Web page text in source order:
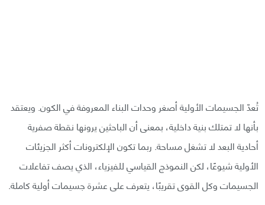
تُعدّ الجسيمات الأولية أصغر وحدات البناء المعروفة في الكون. ويعتقد
بأنها لا تمتلك بنية داخلية، بمعنى أن الباحثين يرونها نقطة صفرية
أحادية البعد لا تشغل مساحة. ربما تكون الإلكترونات أكثر الجزيئات
الأولية شيوعًا، لكن النموذج القياسي للفيزياء، الذي يصف تفاعلات
الجسيمات وكل القوى تقريبًا، يتعرف على عشرة جسيمات أولية كاملة.